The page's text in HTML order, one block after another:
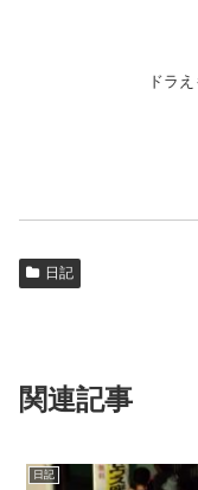
ドラ
日記
関連記事
日記